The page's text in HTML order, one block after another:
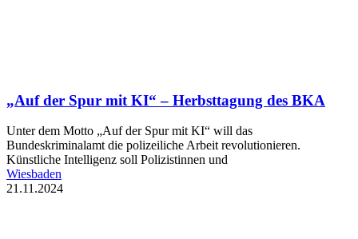
„Auf der Spur mit KI“ – Herbsttagung des BKA
Unter dem Motto „Auf der Spur mit KI“ will das
Bundeskriminalamt die polizeiliche Arbeit revolutionieren.
Künstliche Intelligenz soll Polizistinnen und
Wiesbaden
21.11.2024